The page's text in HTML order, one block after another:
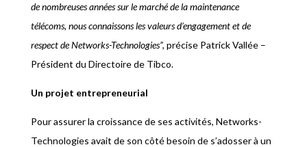
de nombreuses années sur le marché de la maintenance
télécoms, nous connaissons les valeurs d’engagement et de
respect de Networks-Technologies”, précise Patrick Vallée –
Président du Directoire de Tibco.
Un projet entrepreneurial
Pour assurer la croissance de ses activités, Networks-
Technologies avait de son côté besoin de s’adosser à un